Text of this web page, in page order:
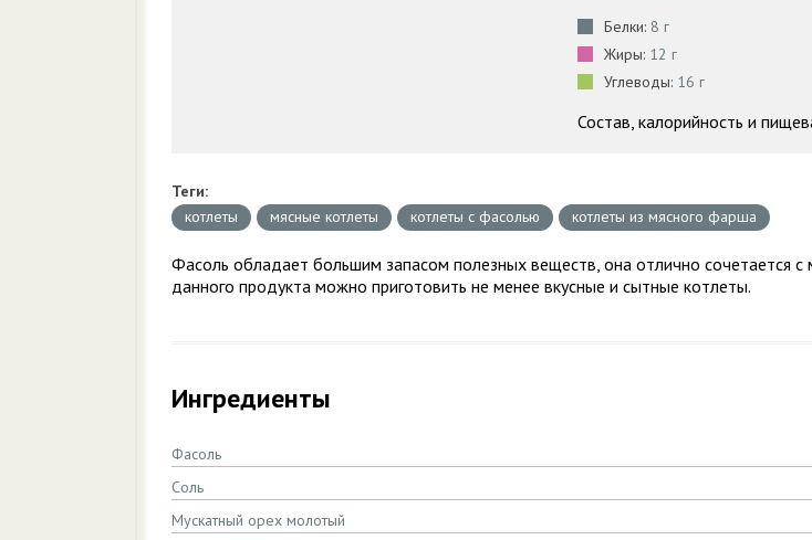
Белки: 8 г
Жиры: 12 г
Углеводы: 16 г
Состав, калорийность и
Теги:
котлеты
мясные котлеты котлеты с фасолью котлеты из мясного фарша
Фасоль обладает большим запасом полезных веществ, она отлично сочетается
данного продукта можно приготовить не менее вкусные и сытные котлеты.
Ингредиенты
Фасоль
Соль
Мускатный орех молотый